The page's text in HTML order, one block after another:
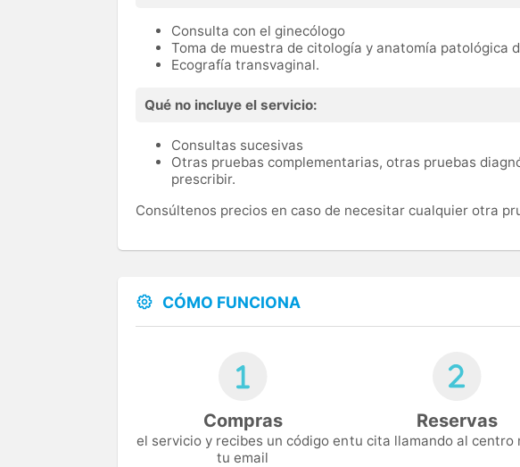
Consulta con el ginecólogo
Toma de muestra de citología y anatomía patológica
Ecografía transvaginal.
Qué no incluye el servicio:
Consultas sucesivas
Otras pruebas complementarias, otras pruebas
prescribir.
Consúltenos precios en caso de necesitar cualquier otra
CÓMO FUNCIONA
Compras
el servicio y recibes un código en
tu email
Reservas
tu cita llamando al centro